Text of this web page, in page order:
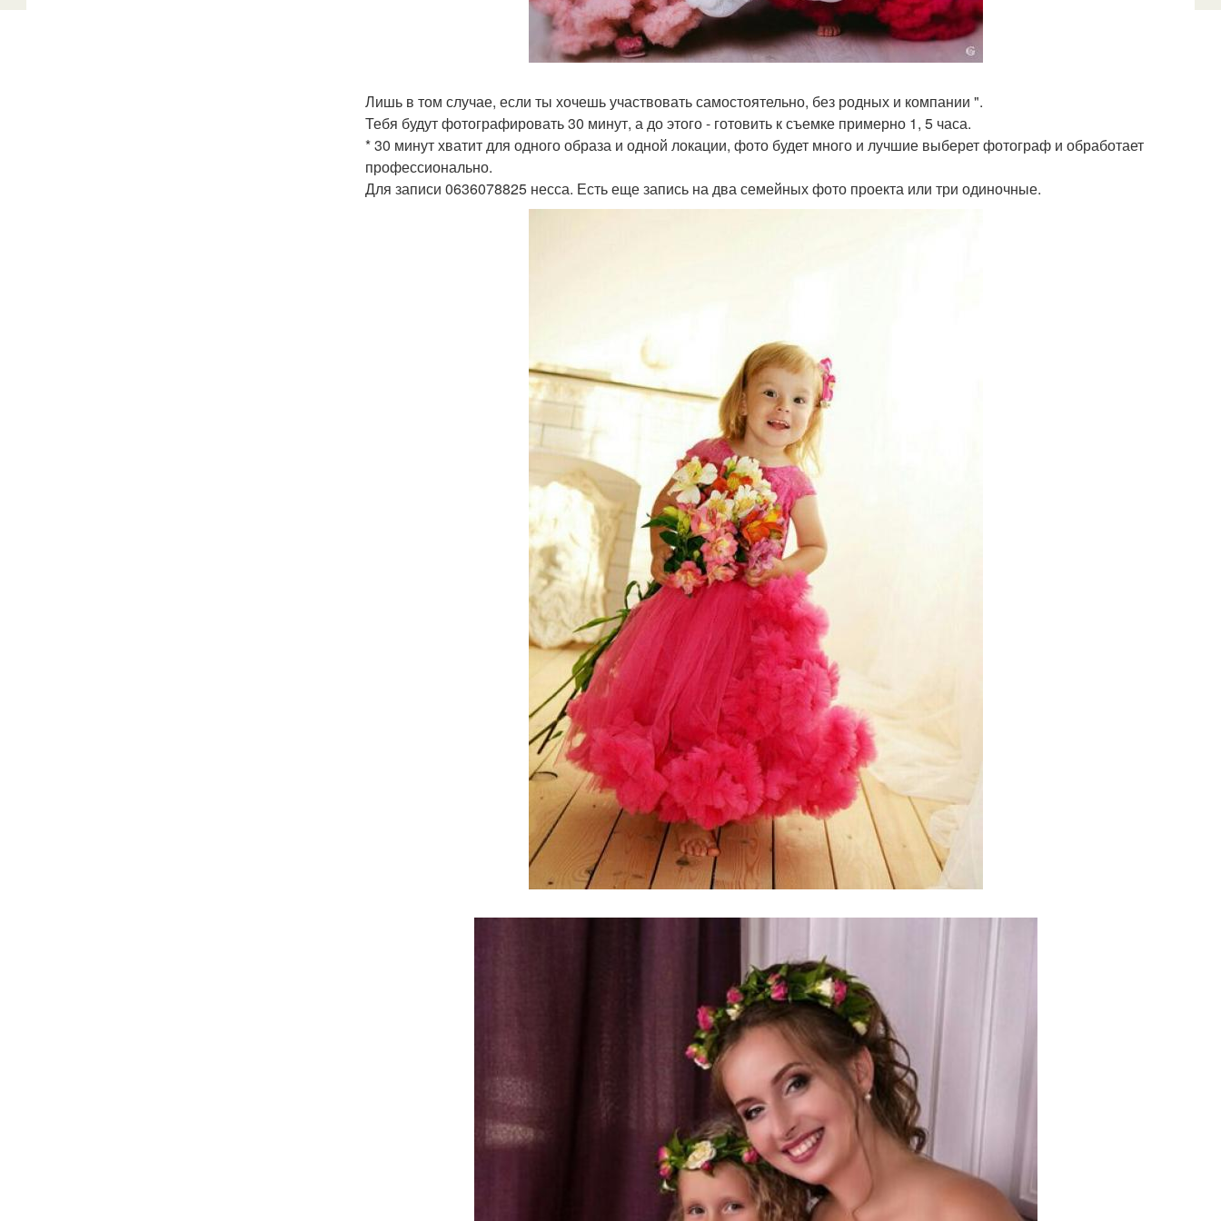
Лишь в том случае, если ты хочешь участвовать самостоятельно, без родных и компании ".
Тебя будут фотографировать 30 минут, а до этого - готовить к съемке примерно 1, 5 часа.
* 30 минут хватит для одного образа и одной локации, фото будет много и лучшие выберет фотограф и обработает
профессионально.
Для записи 0636078825 несса. Есть еще запись на два семейных фото проекта или три одиночные.